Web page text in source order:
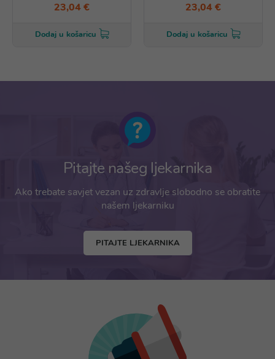
23,04 €
Dodaj u košaricu
23,04 €
Dodaj u košaricu
Pitajte našeg ljekarnika
Ako trebate savjet vezan uz zdravlje slobodno se obratite
našem ljekarniku
PITAJTE LJEKARNIKA